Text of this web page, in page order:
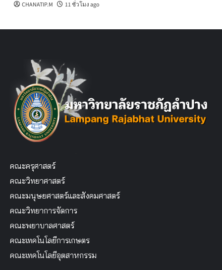
CHANATIP.M 11 ชั่วโมง ago
คณะครุศาสตร์
คณะวิทยาศาสตร์
คณะมนุษยศาสตร์และสังคมศาสตร์
คณะวิทยาการจัดการ
คณะพยาบาลศาสตร์
คณะเทคโนโลยีการเกษตร
คณะเทคโนโลยีอุตสาหกรรม